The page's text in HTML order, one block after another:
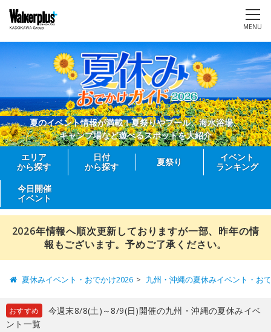
MENU
夏のイベント情報が満載！夏祭りやプール、海水浴場、
キャンプ場など遊べるスポットを大紹介
エリア
から探す
日付
から探す
夏祭り
イベント
ランキング
今日開催
イベント
2026年情報へ順次更新しておりますが一部、昨年の情
報もございます。予めご了承ください。
夏休みイベント・おでかけ2026 九州・沖縄の夏休みイベント・お
おすすめ
今週末8/8(土)～8/9(日)開催の九州・沖縄の夏休みイベ
ント一覧